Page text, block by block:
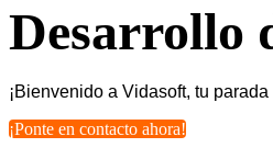
Desarrollo
¡Bienvenido a Vidasoft, tu
¡Ponte en contacto ahora!